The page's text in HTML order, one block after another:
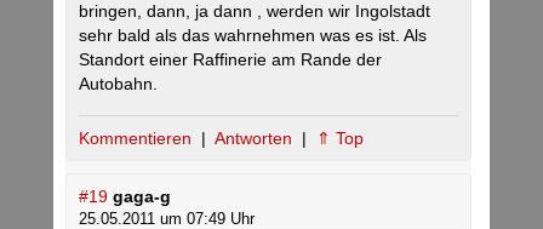
bringen, dann, ja dann , werden wir Ingolstadt
sehr bald als das wahrnehmen was es ist. Als
Standort einer Raffinerie am Rande der
Autobahn.
Kommentieren | Antworten | ⇑ Top
#19 gaga-g
25.05.2011 um 07:49 Uhr